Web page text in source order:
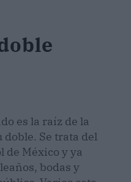
es la raíz de la
Se trata del
de México y ya
bodas y